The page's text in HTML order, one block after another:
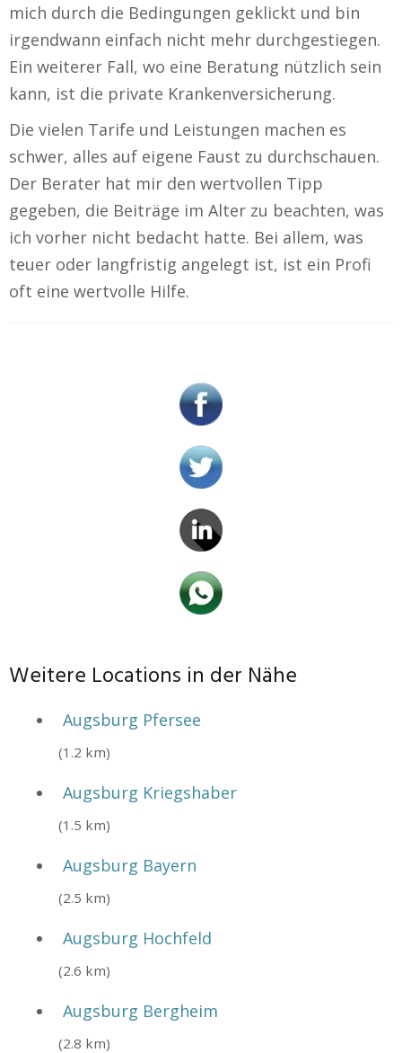
mich durch die Bedingungen geklickt und bin
irgendwann einfach nicht mehr durchgestiegen.
Ein weiterer Fall, wo eine Beratung nützlich sein
kann, ist die private Krankenversicherung.
Die vielen Tarife und Leistungen machen es
schwer, alles auf eigene Faust zu durchschauen.
Der Berater hat mir den wertvollen Tipp
gegeben, die Beiträge im Alter zu beachten, was
ich vorher nicht bedacht hatte. Bei allem, was
teuer oder langfristig angelegt ist, ist ein Profi
oft eine wertvolle Hilfe.
Weitere Locations in der Nähe
Augsburg Pfersee
(1.2 km)
Augsburg Kriegshaber
(1.5 km)
Augsburg Bayern
(2.5 km)
Augsburg Hochfeld
(2.6 km)
Augsburg Bergheim
(2.8 km)